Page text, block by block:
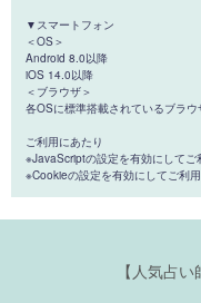
▼スマートフォン
＜OS＞
Android 8.0以降
iOS 14.0以降
＜ブラウザ＞
各OSに標準搭載されているブラウ
ご利用にあたり
※JavaScriptの設定を有効にしてご
※Cookieの設定を有効にしてご利用
【人気占